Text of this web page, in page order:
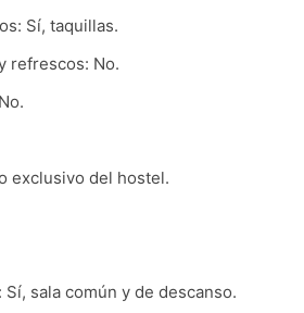
Sí, taquillas.
refrescos: No.
exclusivo del hostel.
Sí, sala común y de descanso.